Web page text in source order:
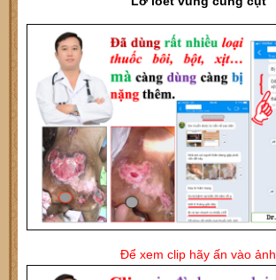
Để xem clip hãy ấn vào ảnh